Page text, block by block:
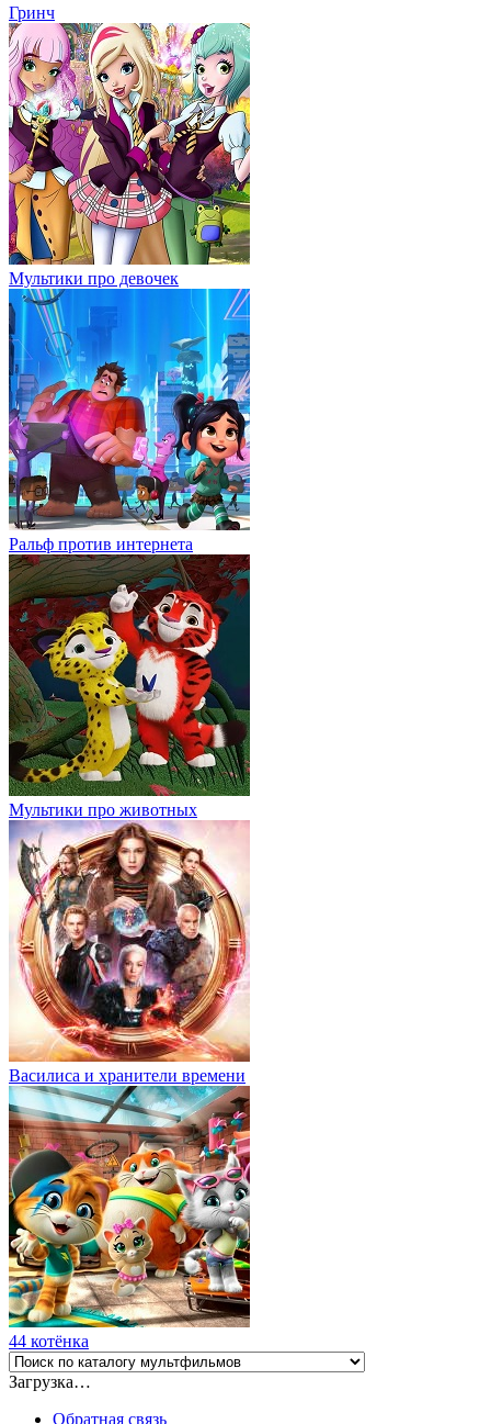
Гринч
Мультики про девочек
Ральф против интернета
Мультики про животных
Василиса и хранители времени
44 котёнка
Загрузка…
Обратная связь